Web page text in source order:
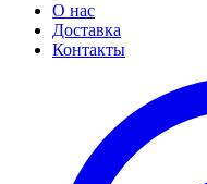
О нас
Доставка
Контакты